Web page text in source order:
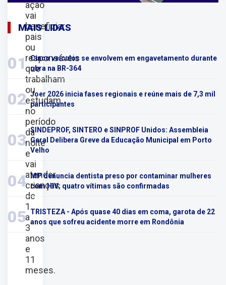
ação
vai
beneficiar
pais
ou
responsáveis
que
trabalham
ou
estudam
no
período
da
noite
e
vai
atender
crianças
de
1
a
3
anos
e
11
meses.
MAIS LIDAS
01 Cinco veículos se envolvem em engavetamento durante
obra na BR-364
02 Joer 2026 inicia fases regionais e reúne mais de 7,3 mil
participantes
03
SINDEPROF, SINTERO e SINPROF Unidos: Assembleia
Geral Delibera Greve da Educação Municipal em Porto
Velho
04 MP denuncia dentista preso por contaminar mulheres
com HIV; quatro vítimas são confirmadas
05 TRISTEZA - Após quase 40 dias em coma, garota de 22
anos que sofreu acidente morre em Rondônia